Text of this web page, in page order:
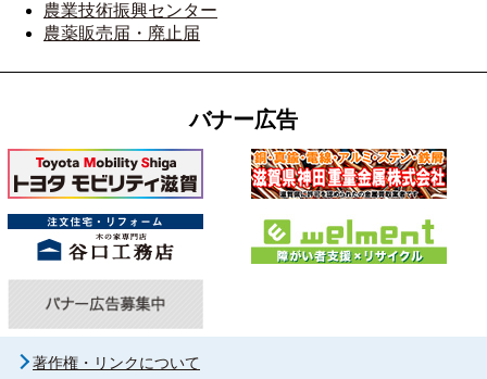
農業技術振興センター
農薬販売届・廃止届
バナー広告
著作権・リンクについて